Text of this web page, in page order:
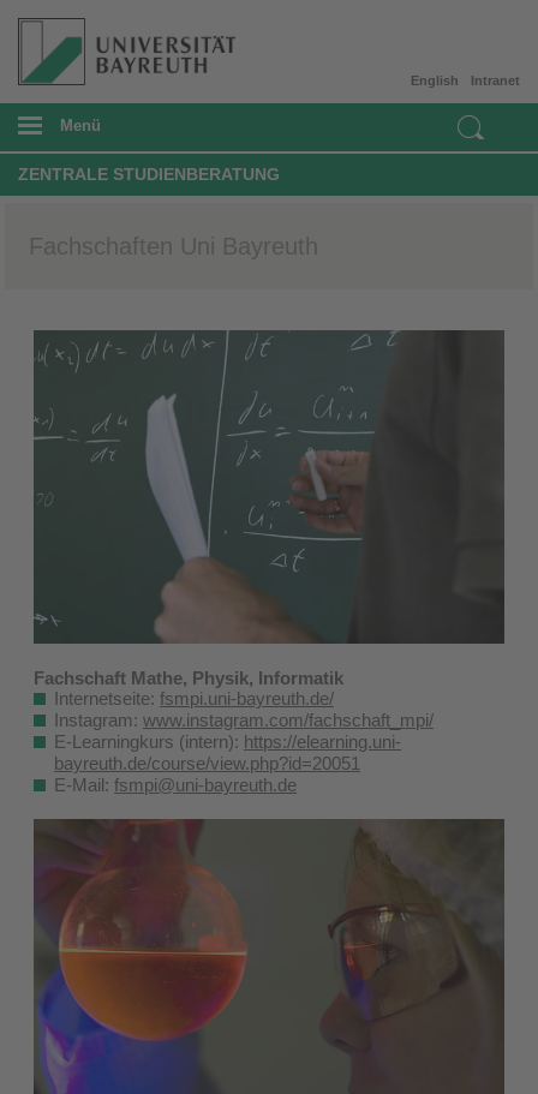
Intranet
English
Menü
ZENTRALE STUDIENBERATUNG
Fachschaften Uni Bayreuth
Fachschaft Mathe, Physik, Informatik
Internetseite: fsmpi.uni-bayreuth.de/
Instagram: www.instagram.com/fachschaft_mpi/
E-Learningkurs (intern): https://elearning.uni-
bayreuth.de/course/view.php?id=20051
E-Mail: fsmpi@uni-bayreuth.de